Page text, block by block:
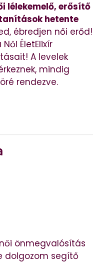
lélekemelő, erősítő
hetente
ébredjen női erőd!
ÉletElixír
A levelek
mindig
rendezve.
önmegvalósítás
dolgozom segítő